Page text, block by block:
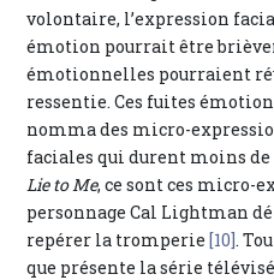
volontaire, l’expression
émotion pourrait être
émotionnelles pourraient
ressentie. Ces fuites
nomma des micro-
faciales qui durent moins
Lie to Me, ce sont ces micro-
personnage Cal Lightman
repérer la tromperie[10].
que présente la série